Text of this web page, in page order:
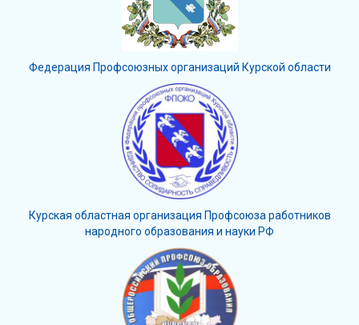
Федерация Профсоюзных организаций Курской области
Курская областная организация Профсоюза работников
народного образования и науки РФ